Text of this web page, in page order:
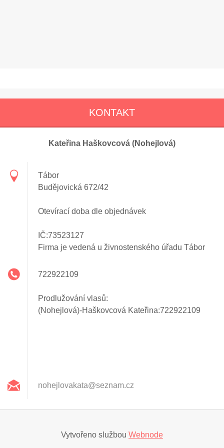
KONTAKT
Kateřina Haškovcová (Nohejlová)
Tábor
Budějovická 672/42
Otevírací doba dle objednávek
IČ:73523127
Firma je vedená u živnostenského úřadu Tábor
722922109
Prodlužování vlasů:
(Nohejlová)-Haškovcová Kateřina:722922109
nohejlovakata@seznam.cz
Vytvořeno službou Webnode